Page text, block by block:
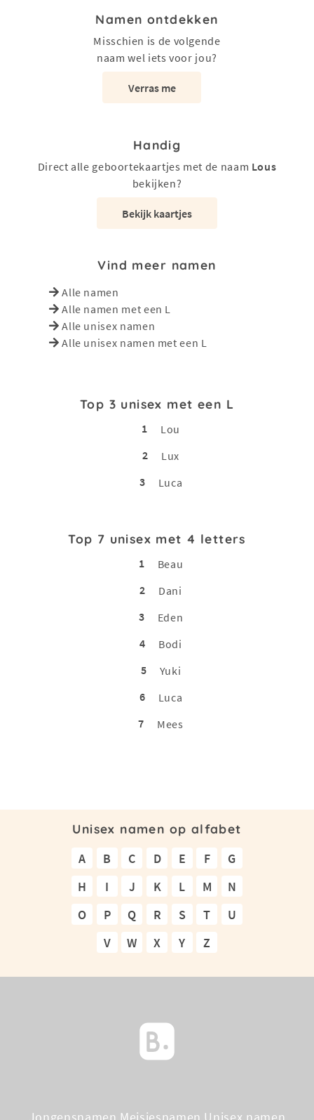
Namen ontdekken
Misschien is de volgende
naam wel iets voor jou?
Verras me
Handig
Direct alle geboortekaartjes met de naam Lous
bekijken?
Bekijk kaartjes
Vind meer namen
Alle namen
Alle namen met een L
Alle unisex namen
Alle unisex namen met een L
Top 3 unisex met een L
1
Lou
2
Lux
3
Luca
Top 7 unisex met 4 letters
1
Beau
2
Dani
3
Eden
4
Bodi
5
Yuki
6
Luca
7
Mees
Unisex namen op alfabet
A B C D E F
G
H
I J K L M
N
O
P Q R S T
U
V
W X Y Z